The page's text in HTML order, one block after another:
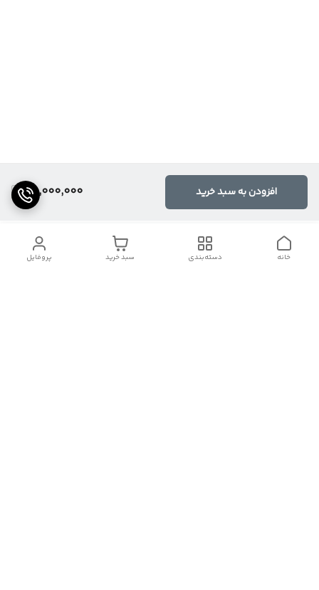
28,000,000 افزودن به سبد خرید
پروفایل سبد خرید دسته‌بندی خانه